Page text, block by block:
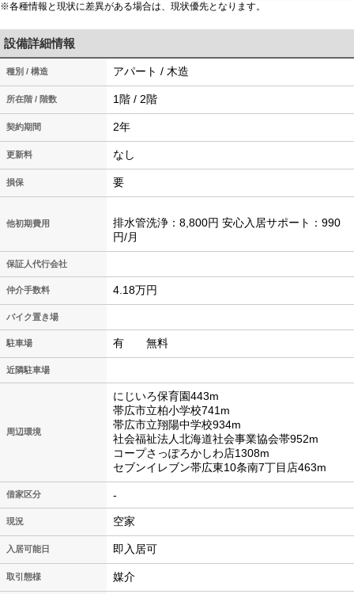
※各種情報と現状に差異がある場合は、現状優先となります。
設備詳細情報
種別 / 構造 アパート / 木造
所在階 / 階数 1階 / 2階
契約期間 2年
更新料 なし
損保 要
他初期費用
排水管洗浄：8,800円 安心入居サポート：990
円/月
保証人代行会社
仲介手数料 4.18万円
バイク置き場
駐車場 有 無料
近隣駐車場
周辺環境
にじいろ保育園443m
帯広市立柏小学校741m
帯広市立翔陽中学校934m
社会福祉法人北海道社会事業協会帯952m
コープさっぽろかしわ店1308m
セブンイレブン帯広東10条南7丁目店463m
借家区分 -
現況 空家
入居可能日 即入居可
取引態様 媒介